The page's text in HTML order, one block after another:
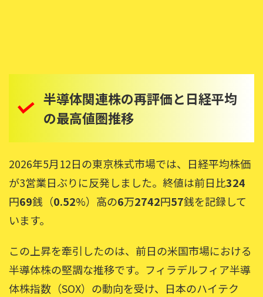
半導体関連株の再評価と日経平均
の最高値圏推移
2026年5月12日の東京株式市場では、日経平均株価
が3営業日ぶりに反発しました。終値は前日比324
円69銭（0.52%）高の6万2742円57銭を記録して
います。
この上昇を牽引したのは、前日の米国市場における
半導体株の堅調な推移です。フィラデルフィア半導
体株指数（SOX）の動向を受け、日本のハイテク